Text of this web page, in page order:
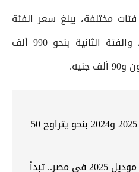
عبر 3 فئات مختلفة، يبلغ سعر الفئة
الأولى بنحو 940 ألف جنيه، والفئة الثانية بنحو 990 ألف
خفض أسعار سيارات هافال 2025 و2024 بنحو يتراوح 50
قائمة أسعار سيارات هافال موديل 2025 في مصر.. تبدأ